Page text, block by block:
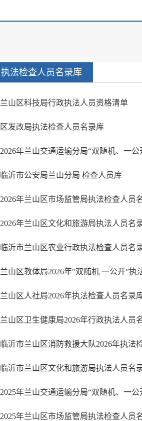
执法检查人员名录库
兰山区科技局行政执法人员资格清单
区发改局执法检查人员名录库
2026年兰山交通运输分局“双随机、一
临沂市公安局兰山分局 检查人员库
2026年兰山区市场监管局执法检查人员
2026年兰山区文化和旅游局执法人员名
临沂市兰山区农业行政执法检查人员名
兰山区教体局2026年"双随机 一公开”执
兰山区人社局2026年执法检查人员名录
兰山区卫生健康局2026年行政执法人员
临沂市兰山区消防救援大队2026年执法
临沂市兰山区文化和旅游局执法人员名
2025年兰山交通运输分局“双随机、一
2025年兰山区市场监管局执法检查人员